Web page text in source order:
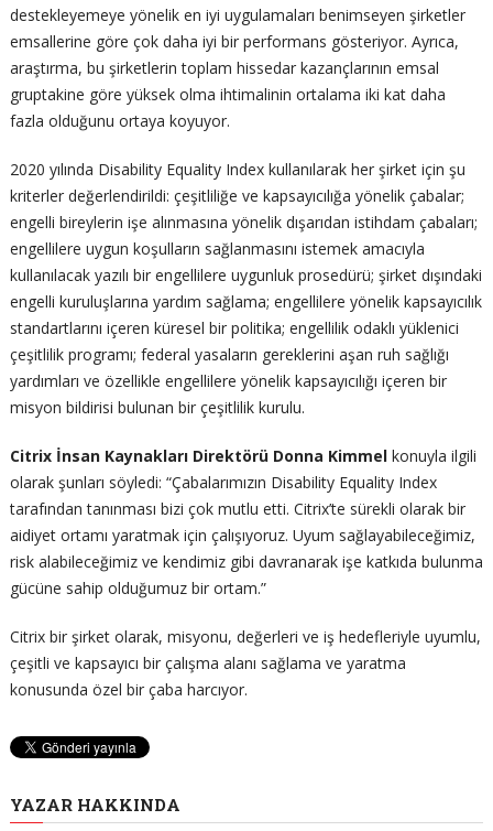
destekleyemeye yönelik en iyi uygulamaları benimseyen şirketler
emsallerine göre çok daha iyi bir performans gösteriyor. Ayrıca,
araştırma, bu şirketlerin toplam hissedar kazançlarının emsal
gruptakine göre yüksek olma ihtimalinin ortalama iki kat daha
fazla olduğunu ortaya koyuyor.
2020 yılında Disability Equality Index kullanılarak her şirket için şu
kriterler değerlendirildi: çeşitliliğe ve kapsayıcılığa yönelik çabalar;
engelli bireylerin işe alınmasına yönelik dışarıdan istihdam çabaları;
engellilere uygun koşulların sağlanmasını istemek amacıyla
kullanılacak yazılı bir engellilere uygunluk prosedürü; şirket dışındaki
engelli kuruluşlarına yardım sağlama; engellilere yönelik kapsayıcılık
standartlarını içeren küresel bir politika; engellilik odaklı yüklenici
çeşitlilik programı; federal yasaların gereklerini aşan ruh sağlığı
yardımları ve özellikle engellilere yönelik kapsayıcılığı içeren bir
misyon bildirisi bulunan bir çeşitlilik kurulu.
Citrix İnsan Kaynakları Direktörü Donna Kimmelkonuyla ilgili
olarak şunları söyledi: “Çabalarımızın Disability Equality Index
tarafından tanınması bizi çok mutlu etti. Citrix’te sürekli olarak bir
aidiyet ortamı yaratmak için çalışıyoruz. Uyum sağlayabileceğimiz,
risk alabileceğimiz ve kendimiz gibi davranarak işe katkıda bulunma
gücüne sahip olduğumuz bir ortam.”
Citrix bir şirket olarak, misyonu, değerleri ve iş hedefleriyle uyumlu,
çeşitli ve kapsayıcı bir çalışma alanı sağlama ve yaratma
konusunda özel bir çaba harcıyor.
YAZAR HAKKINDA